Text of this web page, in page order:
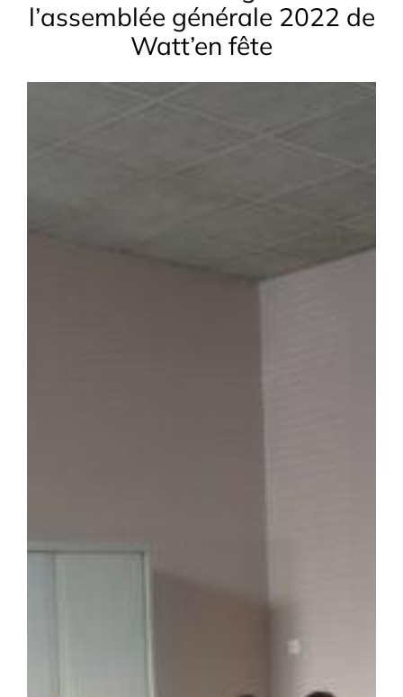
l’assemblée générale 2022 de
Watt’en fête